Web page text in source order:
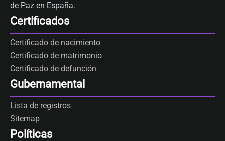
de Paz en España.
Certificados
Certificado de nacimiento
Certificado de matrimonio
Certificado de defunción
Gubernamental
Lista de registros
Sitemap
Políticas